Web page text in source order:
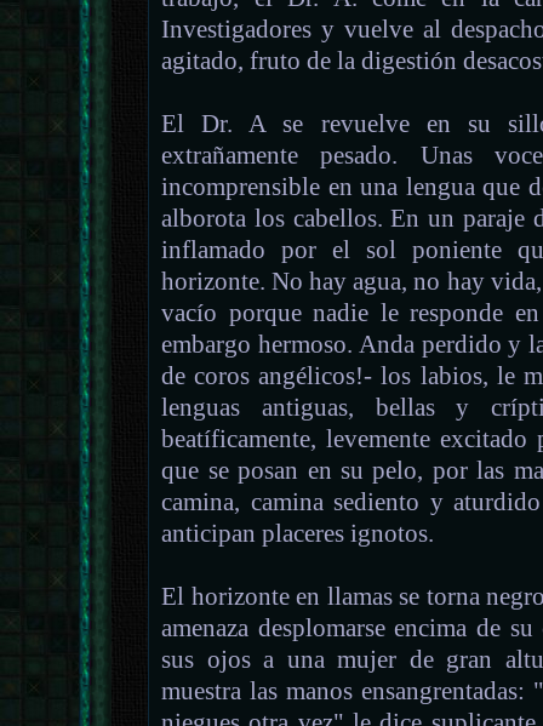
Investigadores y vuelve al
agitado, fruto de la digestión
El Dr. A se revuelve en su
extrañamente pesado. Unas
incomprensible en una lengua que
alborota los cabellos. En un paraje
inflamado por el sol poniente
horizonte. No hay agua, no hay
vacío porque nadie le responde
embargo hermoso. Anda perdido y
de coros angélicos!- los labios, le
lenguas antiguas, bellas y
beatíficamente, levemente
que se posan en su pelo, por las
camina, camina sediento y
anticipan placeres ignotos.
El horizonte en llamas se torna
amenaza desplomarse encima de
sus ojos a una mujer de gran
muestra las manos